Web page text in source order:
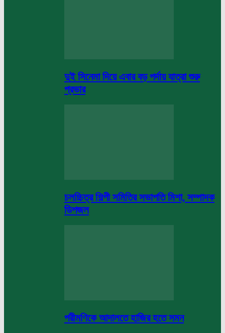
দুই সিনেমা দিয়ে এবার বড় পর্দায় যাত্রা শুরু
প্রভার
চলচ্চিত্র শিল্পী সমিতির সভাপতি মিশা, সম্পাদক
ডিপজল
পরীমণিকে আদালতে হাজির হতে সমন